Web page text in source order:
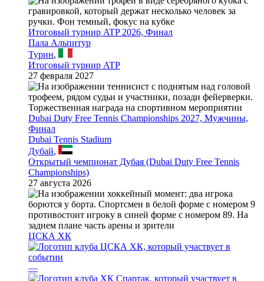
Итоговый турнир ATP 2026, Финал
Пала Альпитур
Турин,
Итоговый турнир ATP
27 февраля 2027
Dubai Duty Free Tennis Championships 2027, Мужчины,
Финал
Dubai Tennis Stadium
Дубай,
Открытый чемпионат Дубая (Dubai Duty Free Tennis
Championships)
27 августа 2026
ЦСКА ХК
—